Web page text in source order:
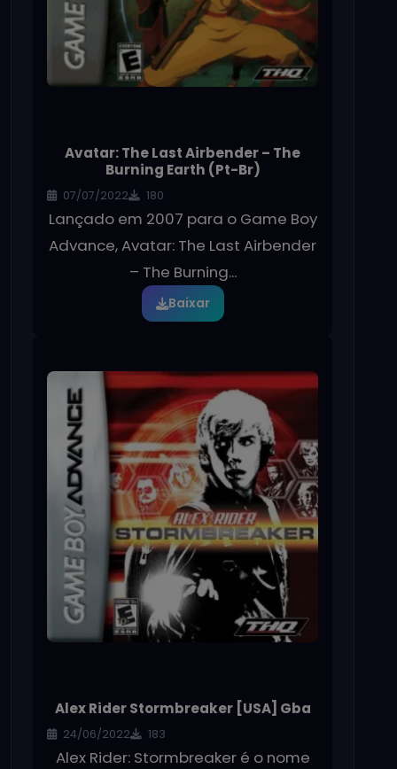
Avatar: The Last Airbender – The
Burning Earth (Pt-Br)
07/07/2022 180
Lançado em 2007 para o Game Boy
Advance, Avatar: The Last Airbender
– The Burning...
Baixar
Alex Rider Stormbreaker [USA] Gba
24/06/2022 183
Alex Rider: Stormbreaker é o nome